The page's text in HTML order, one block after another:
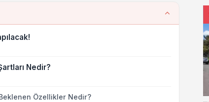
Nedir?
Özellikler Nedir?